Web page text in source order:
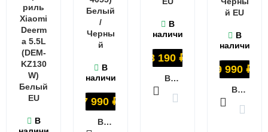
риль
Xiaomi
Deerm
a 5.5L
(DEM-
KZ130
W)
Белый
EU
В
Белый
/
Черны
й
В
наличии
7 990 ₽
В КОРЗИНУ
В
наличии
8 190 ₽
В КОРЗИНУ
й EU
В
наличии
9 990 ₽
В КОРЗИНУ